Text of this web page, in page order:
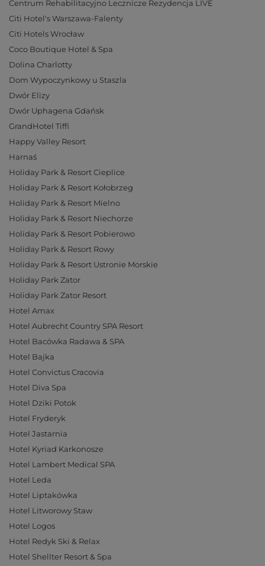
Centrum Rehabilitacyjno Lecznicze Rezydencja LIVE
Citi Hotel's Warszawa-Falenty
Citi Hotels Wrocław
Coco Boutique Hotel & Spa
Dolina Charlotty
Dom Wypoczynkowy u Staszla
Dwór Elizy
Dwór Uphagena Gdańsk
GrandHotel Tiffi
Happy Valley Resort
Harnaś
Holiday Park & Resort Cieplice
Holiday Park & Resort Kołobrzeg
Holiday Park & Resort Mielno
Holiday Park & Resort Niechorze
Holiday Park & Resort Pobierowo
Holiday Park & Resort Rowy
Holiday Park & Resort Ustronie Morskie
Holiday Park Zator
Holiday Park Zator Resort
Hotel Amax
Hotel Aubrecht Country SPA Resort
Hotel Bacówka Radawa & SPA
Hotel Bajka
Hotel Convictus Cracovia
Hotel Diva Spa
Hotel Dziki Potok
Hotel Fryderyk
Hotel Jastarnia
Hotel Kyriad Karkonosze
Hotel Lambert Medical SPA
Hotel Leda
Hotel Liptakówka
Hotel Litworowy Staw
Hotel Logos
Hotel Redyk Ski & Relax
Hotel Shellter Resort & Spa